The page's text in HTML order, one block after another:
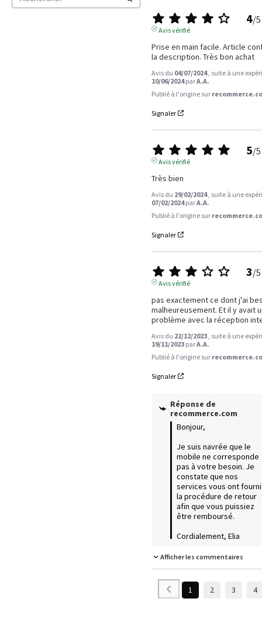
4/5
Avis vérifié
Prise en main facile. Article
la description. Très bon achat
Avis du 04/07/2024 , suite à une
10/06/2024 parA.A.
Publié à l'origine sur
Signaler
5/5
Avis vérifié
Très bien
Avis du 29/02/2024 , suite à une
07/02/2024 parA.A.
Publié à l'origine sur
Signaler
3/5
Avis vérifié
pas exactement ce dont j'ai
malheureusement. Et il y avait
problème avec la réception
Avis du 22/12/2023 , suite à une
19/11/2023 parA.A.
Publié à l'origine sur
Signaler
Réponse de
recommerce.com
Bonjour,
Je suis navrée que le
mobile ne corresponde
pas à votre besoin. Je
constate que nos
services vous ont fourni
la procédure de retour
afin que vous puissiez
être remboursé.
Cordialement, Elia
Afficher les commentaires
1 2 3 4